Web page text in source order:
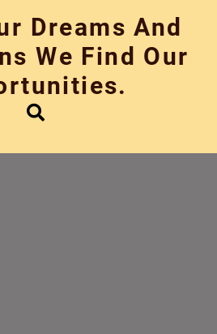
Dreams And
We Find Our